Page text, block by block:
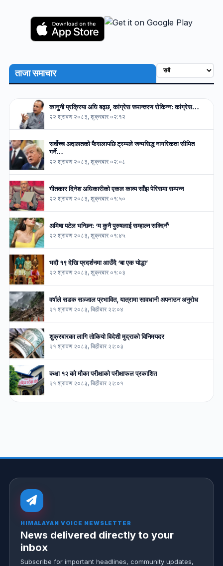
ताजा समाचार
कानुनी प्रक्रिया अघि बढ्छ, कांग्रेस रूपान्तरण रोकिन्न: कांग्रेस…
२२ श्रावण २०८३, शुक्रबार ०२:१२
सर्वोच्च अदालतको फैसलापछि ट्रम्पले जन्मसिद्ध नागरिकता सीमित
गर्ने…
२२ श्रावण २०८३, शुक्रबार ०२:०८
गीतकार दिनेश अधिकारीको एकल काव्य साँझ पेरिसमा सम्पन्न
२२ श्रावण २०८३, शुक्रबार ०१:५०
अमिषा पटेल भन्छिन: ‘म कुनै पुरुषलाई सम्हाल्न सक्दिनँ’
२२ श्रावण २०८३, शुक्रबार ०१:४५
भदौ १९ देखि प्रदर्शनमा आउँदै ‘बा एक योद्धा’
२२ श्रावण २०८३, शुक्रबार ०१:०३
वर्षाले सडक सञ्जाल प्रभावित, यात्रामा सावधानी अपनाउन अनुरोध
२१ श्रावण २०८३, बिहीबार २२:०४
शुक्रबारका लागि तोकियो विदेशी मुद्राको विनिमयदर
२१ श्रावण २०८३, बिहीबार २२:०३
कक्षा १२ को मौका परीक्षाको परीक्षाफल प्रकाशित
२१ श्रावण २०८३, बिहीबार २२:०१
HIMALAYAN VOICE NEWSLETTER
News delivered directly to your
inbox
Subscribe for important headlines, community updates,